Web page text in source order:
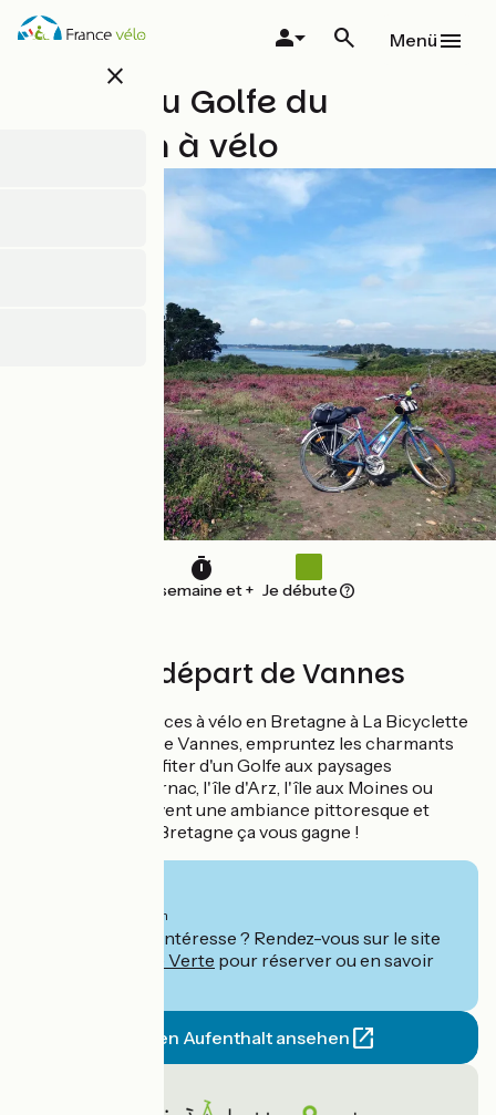
Direkt
zum
close
Menü
Le Tour du Golfe du
Morbihan à vélo
1 semaine et + Je débute
8 jours au départ de Vannes
Confiez vos vacances à vélo en Bretagne à La Bicyclette
Verte. Au départ de Vannes, empruntez les charmants
sentiers pour profiter d'un Golfe aux paysages
remarquables. Carnac, l'île d'Arz, l'île aux Moines ou
Auray vous réservent une ambiance pittoresque et
ressourçante. La Bretagne ça vous gagne !
pro Person
Ce séjour vous intéresse ? Rendez-vous sur le site
La Bicyclette Verte pour réserver ou en savoir
Diesen Aufenthalt ansehen